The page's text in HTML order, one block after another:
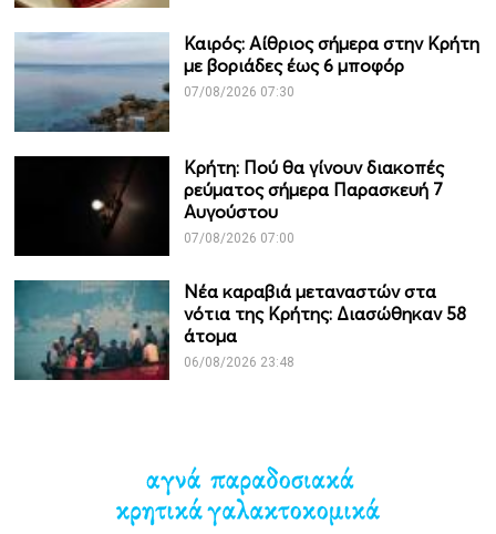
Καιρός: Αίθριος σήμερα στην Κρήτη
με βοριάδες έως 6 μποφόρ
07/08/2026 07:30
Κρήτη: Πού θα γίνουν διακοπές
ρεύματος σήμερα Παρασκευή 7
Αυγούστου
07/08/2026 07:00
Νέα καραβιά μεταναστών στα
νότια της Κρήτης: Διασώθηκαν 58
άτομα
06/08/2026 23:48